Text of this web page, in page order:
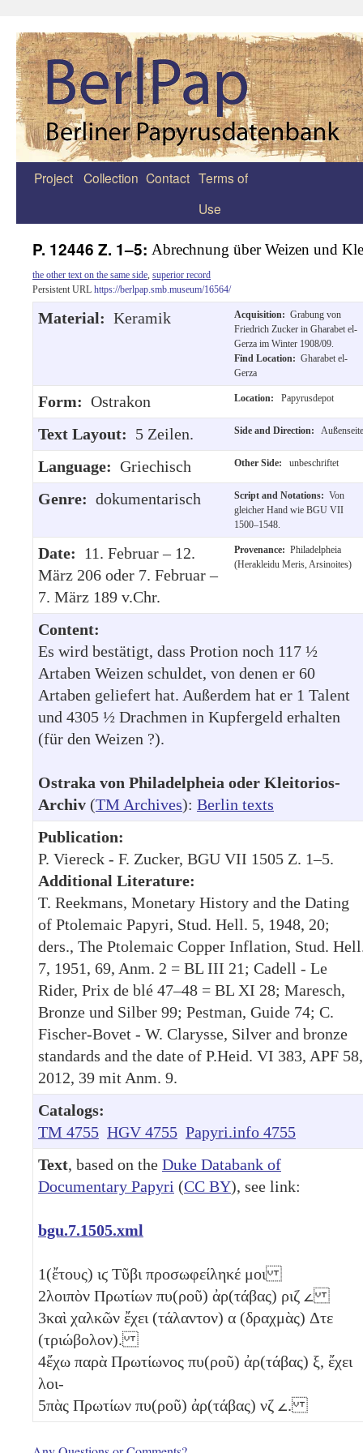
Zum
Project Collection Contact Terms of
Use
P. 12446 Z. 1–5: Abrechnung über Weizen und
the other text on the same side superior record
Persistent URL https://berlpap.smb.museum/16564/
Material: Keramik Acquisition: Grabung von
Friedrich Zucker in Gharabet el-
Gerza im Winter 1908/09.
Find Location: Gharabet el-
Gerza
Form: Ostrakon Location: Papyrusdepot
Text Layout: 5 Zeilen. Side and Direction: Außenseite
Language: Griechisch Other Side: unbeschriftet
Genre: dokumentarisch Script and Notations: Von
gleicher Hand wie BGU VII
1500–1548.
Date: 11. Februar – 12.
März 206 oder 7. Februar –
7. März 189 v.Chr.
Provenance: Philadelpheia
(Herakleidu Meris, Arsinoites)
Content:
Es wird bestätigt, dass Protion noch 117 ½
Artaben Weizen schuldet, von denen er 60
Artaben geliefert hat. Außerdem hat er 1 Talent
und 4305 ½ Drachmen in Kupfergeld erhalten
(für den Weizen ?).
Ostraka von Philadelpheia oder Kleitorios-
Archiv (TM Archives): Berlin texts
Publication:
P. Viereck - F. Zucker, BGU VII 1505 Z. 1–5.
Additional Literature:
T. Reekmans, Monetary History and the Dating
of Ptolemaic Papyri, Stud. Hell. 5, 1948, 20;
ders., The Ptolemaic Copper Inflation, Stud.
7, 1951, 69, Anm. 2 = BL III 21; Cadell - Le
Rider, Prix de blé 47–48 = BL XI 28; Maresch,
Bronze und Silber 99; Pestman, Guide 74; C.
Fischer-Bovet - W. Clarysse, Silver and bronze
standards and the date of P.Heid. VI 383, APF 58,
2012, 39 mit Anm. 9.
Catalogs:
TM 4755 HGV 4755 Papyri.info 4755
Text, based on the Duke Databank of
Documentary Papyri (CC BY), see link:
bgu.7.1505.xml
1(ἔτους) ιϛ Τῦβι προσωφείληκέ μοι
2λοιπὸν Πρωτίων πυ(ροῦ) ἀρ(τάβας) ριζ 𐅵
3καὶ χαλκῶν ἔχει (τάλαντον) α (δραχμὰς) Δτε
(τριώβολον).
4ἔχω παρὰ Πρωτίωνος πυ(ροῦ) ἀρ(τάβας) ξ, ἔχει
λοι-
5πὰς Πρωτίων πυ(ροῦ) ἀρ(τάβας) νζ 𐅵.